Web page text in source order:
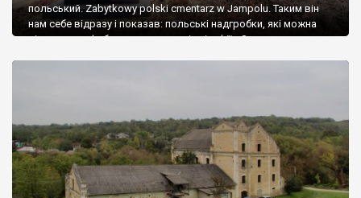
польський. Zabytkowy polski cmentarz w Jampolu. Таким він
нам себе відразу і показав: польські надгробки, які можна
віднести до фабричних, польські епітафії… Загалом цвинтар